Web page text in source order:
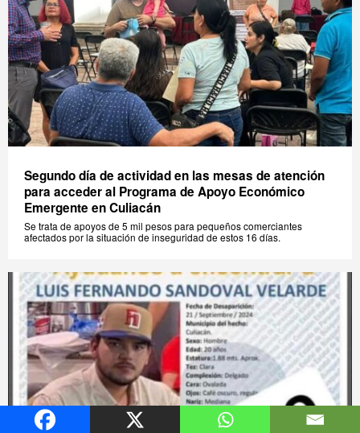
Segundo día de actividad en las mesas de atención
para acceder al Programa de Apoyo Económico
Emergente en Culiacán
Se trata de apoyos de 5 mil pesos para pequeños comerciantes
afectados por la situación de inseguridad de estos 16 días.